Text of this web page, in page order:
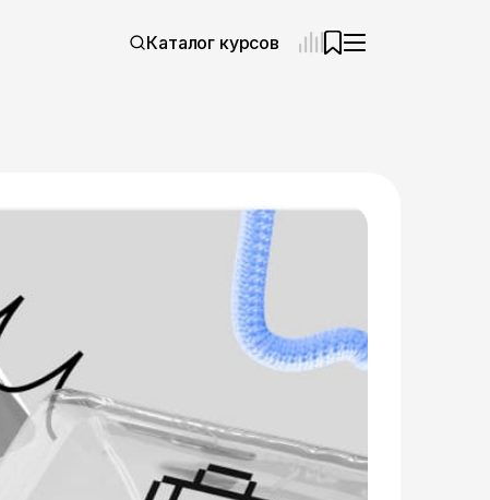
Каталог курсов